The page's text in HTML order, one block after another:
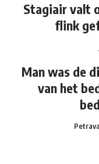
Stagiair valt
flink
Man was de
van het